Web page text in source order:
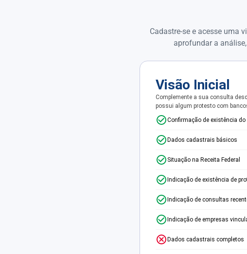
Cadastre-se e acesse uma
aprofundar a
Visão Inicial
Complemente a sua consulta
possui algum protesto com
Confirmação de existência do
Dados cadastrais básicos
Situação na Receita Federal
Indicação de existência de
Indicação de consultas
Indicação de empresas
Dados cadastrais completos